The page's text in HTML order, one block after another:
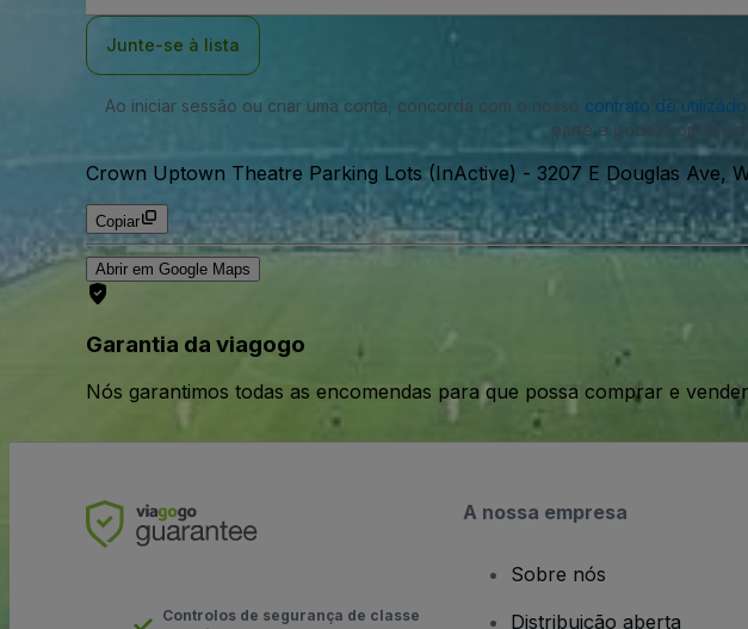
Junte-se à lista
Ao iniciar sessão ou criar uma conta, concorda com o nosso contrato de
parte e poderá optar
Crown Uptown Theatre Parking Lots (InActive) - 3207 E Douglas Ave,
Copiar
Abrir em Google Maps
Garantia da viagogo
Nós garantimos todas as encomendas para que possa comprar e
Controlos de segurança de classe
A nossa empresa
Sobre nós
Distribuição aberta